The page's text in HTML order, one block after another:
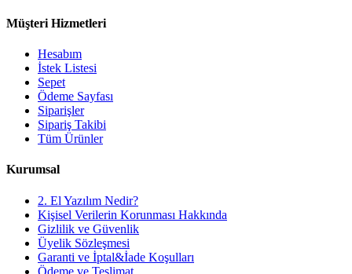
Müşteri Hizmetleri
Hesabım
İstek Listesi
Sepet
Ödeme Sayfası
Siparişler
Sipariş Takibi
Tüm Ürünler
Kurumsal
2. El Yazılım Nedir?
Kişisel Verilerin Korunması Hakkında
Gizlilik ve Güvenlik
Üyelik Sözleşmesi
Garanti ve İptal&İade Koşulları
Ödeme ve Teslimat